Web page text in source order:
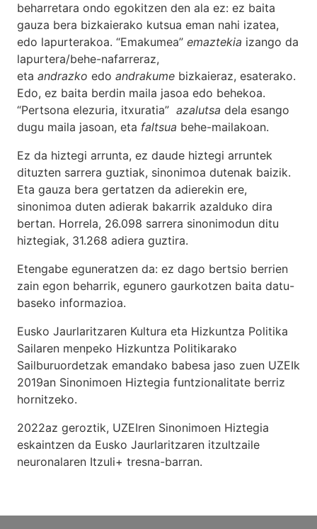
beharretara ondo egokitzen den ala ez: ez baita
gauza bera bizkaierako kutsua eman nahi izatea,
edo lapurterakoa. “Emakumea” emaztekia izango da
lapurtera/behe-nafarreraz,
eta andrazko edo andrakume bizkaieraz, esaterako.
Edo, ez baita berdin maila jasoa edo behekoa.
“Pertsona elezuria, itxuratia” azalutsa dela esango
dugu maila jasoan, eta faltsua behe-mailakoan.
Ez da hiztegi arrunta, ez daude hiztegi arruntek
dituzten sarrera guztiak, sinonimoa dutenak baizik.
Eta gauza bera gertatzen da adierekin ere,
sinonimoa duten adierak bakarrik azalduko dira
bertan. Horrela, 26.098 sarrera sinonimodun ditu
hiztegiak, 31.268 adiera guztira.
Etengabe eguneratzen da: ez dago bertsio berrien
zain egon beharrik, egunero gaurkotzen baita datu-
baseko informazioa.
Eusko Jaurlaritzaren Kultura eta Hizkuntza Politika
Sailaren menpeko Hizkuntza Politikarako
Sailburuordetzak emandako babesa jaso zuen UZEIk
2019an Sinonimoen Hiztegia funtzionalitate berriz
hornitzeko.
2022az geroztik, UZEIren Sinonimoen Hiztegia
eskaintzen da Eusko Jaurlaritzaren itzultzaile
neuronalaren Itzuli+ tresna-barran.